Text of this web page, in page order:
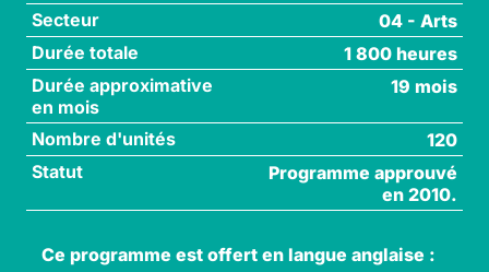
Secteur
04 - Arts
Durée totale
1 800 heures
Durée approximative
en mois
19 mois
Nombre d'unités
120
Statut
Programme approuvé
en 2010.
Ce programme est offert en langue anglaise :